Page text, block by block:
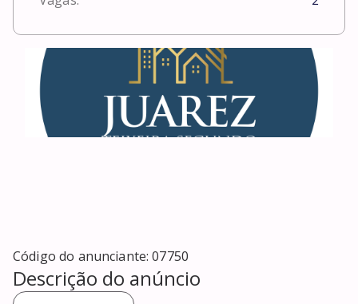
Código do anunciante:07750
Descrição do anúncio